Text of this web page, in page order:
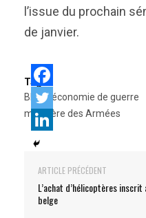
l’issue du prochain
de janvier.
Tags:
BITD
économie de guerre
ministère des Armées
ARTICLE PRÉCÉDENT
L’achat d’hélicoptères
belge